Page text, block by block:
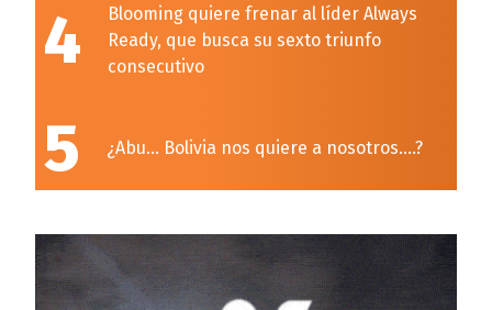
4
Blooming quiere frenar al líder Always
Ready, que busca su sexto triunfo
consecutivo
5 ¿Abu… Bolivia nos quiere a nosotros….?